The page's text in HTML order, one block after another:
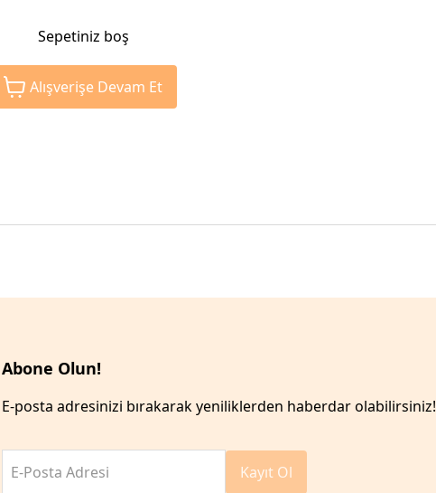
Sepetiniz boş
Alışverişe Devam Et
Abone Olun!
E-posta adresinizi bırakarak yeniliklerden haberdar olabilirsiniz!
E-Posta Adresi Kayıt Ol